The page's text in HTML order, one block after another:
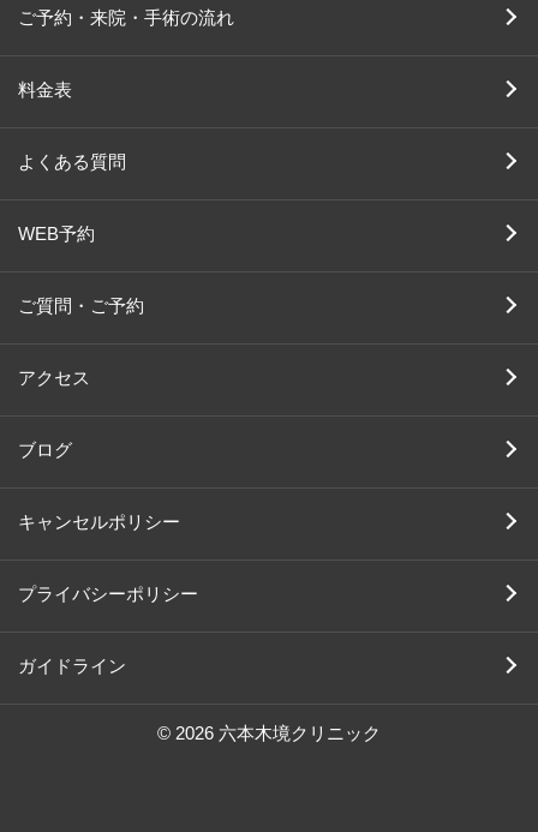
ご予約・来院・手術の流れ
料金表
よくある質問
WEB予約
ご質問・ご予約
アクセス
ブログ
キャンセルポリシー
プライバシーポリシー
ガイドライン
© 2026 六本木境クリニック